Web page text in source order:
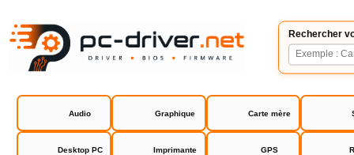
Rechercher
Audio Graphique Carte mère
Desktop PC Imprimante GPS